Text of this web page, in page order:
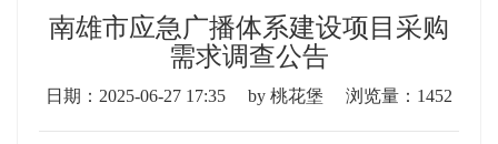
南雄市应急广播体系建设项目采购
需求调查公告
日期：2025-06-27 17:35 by 桃花堡 浏览量：1452